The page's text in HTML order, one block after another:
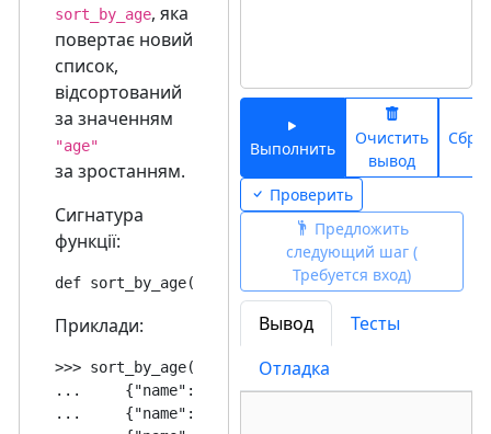
sort_by_age, яка
повертає новий
список,
відсортований
за значенням
"age"
за зростанням.
Сигнатура
функції:
Приклади:
>>> sort_by_age([
...     {"name": "Alice", "age": 30},
...     {"name": "Bob", "age": 25},
Выполнить
Очистить
вывод
Проверить
следующий шаг (
Требуется вход)
Вывод
Тесты
Отладка